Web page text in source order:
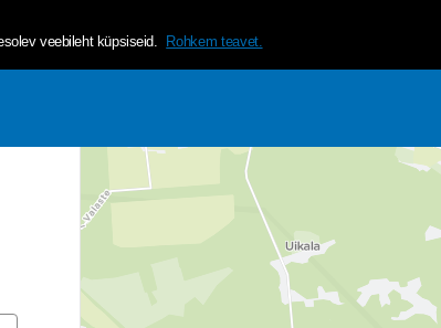
arial, sans-serif;">Tagamaks lehe mugavama ja
veebileht küpsiseid. Rohkem teavet.